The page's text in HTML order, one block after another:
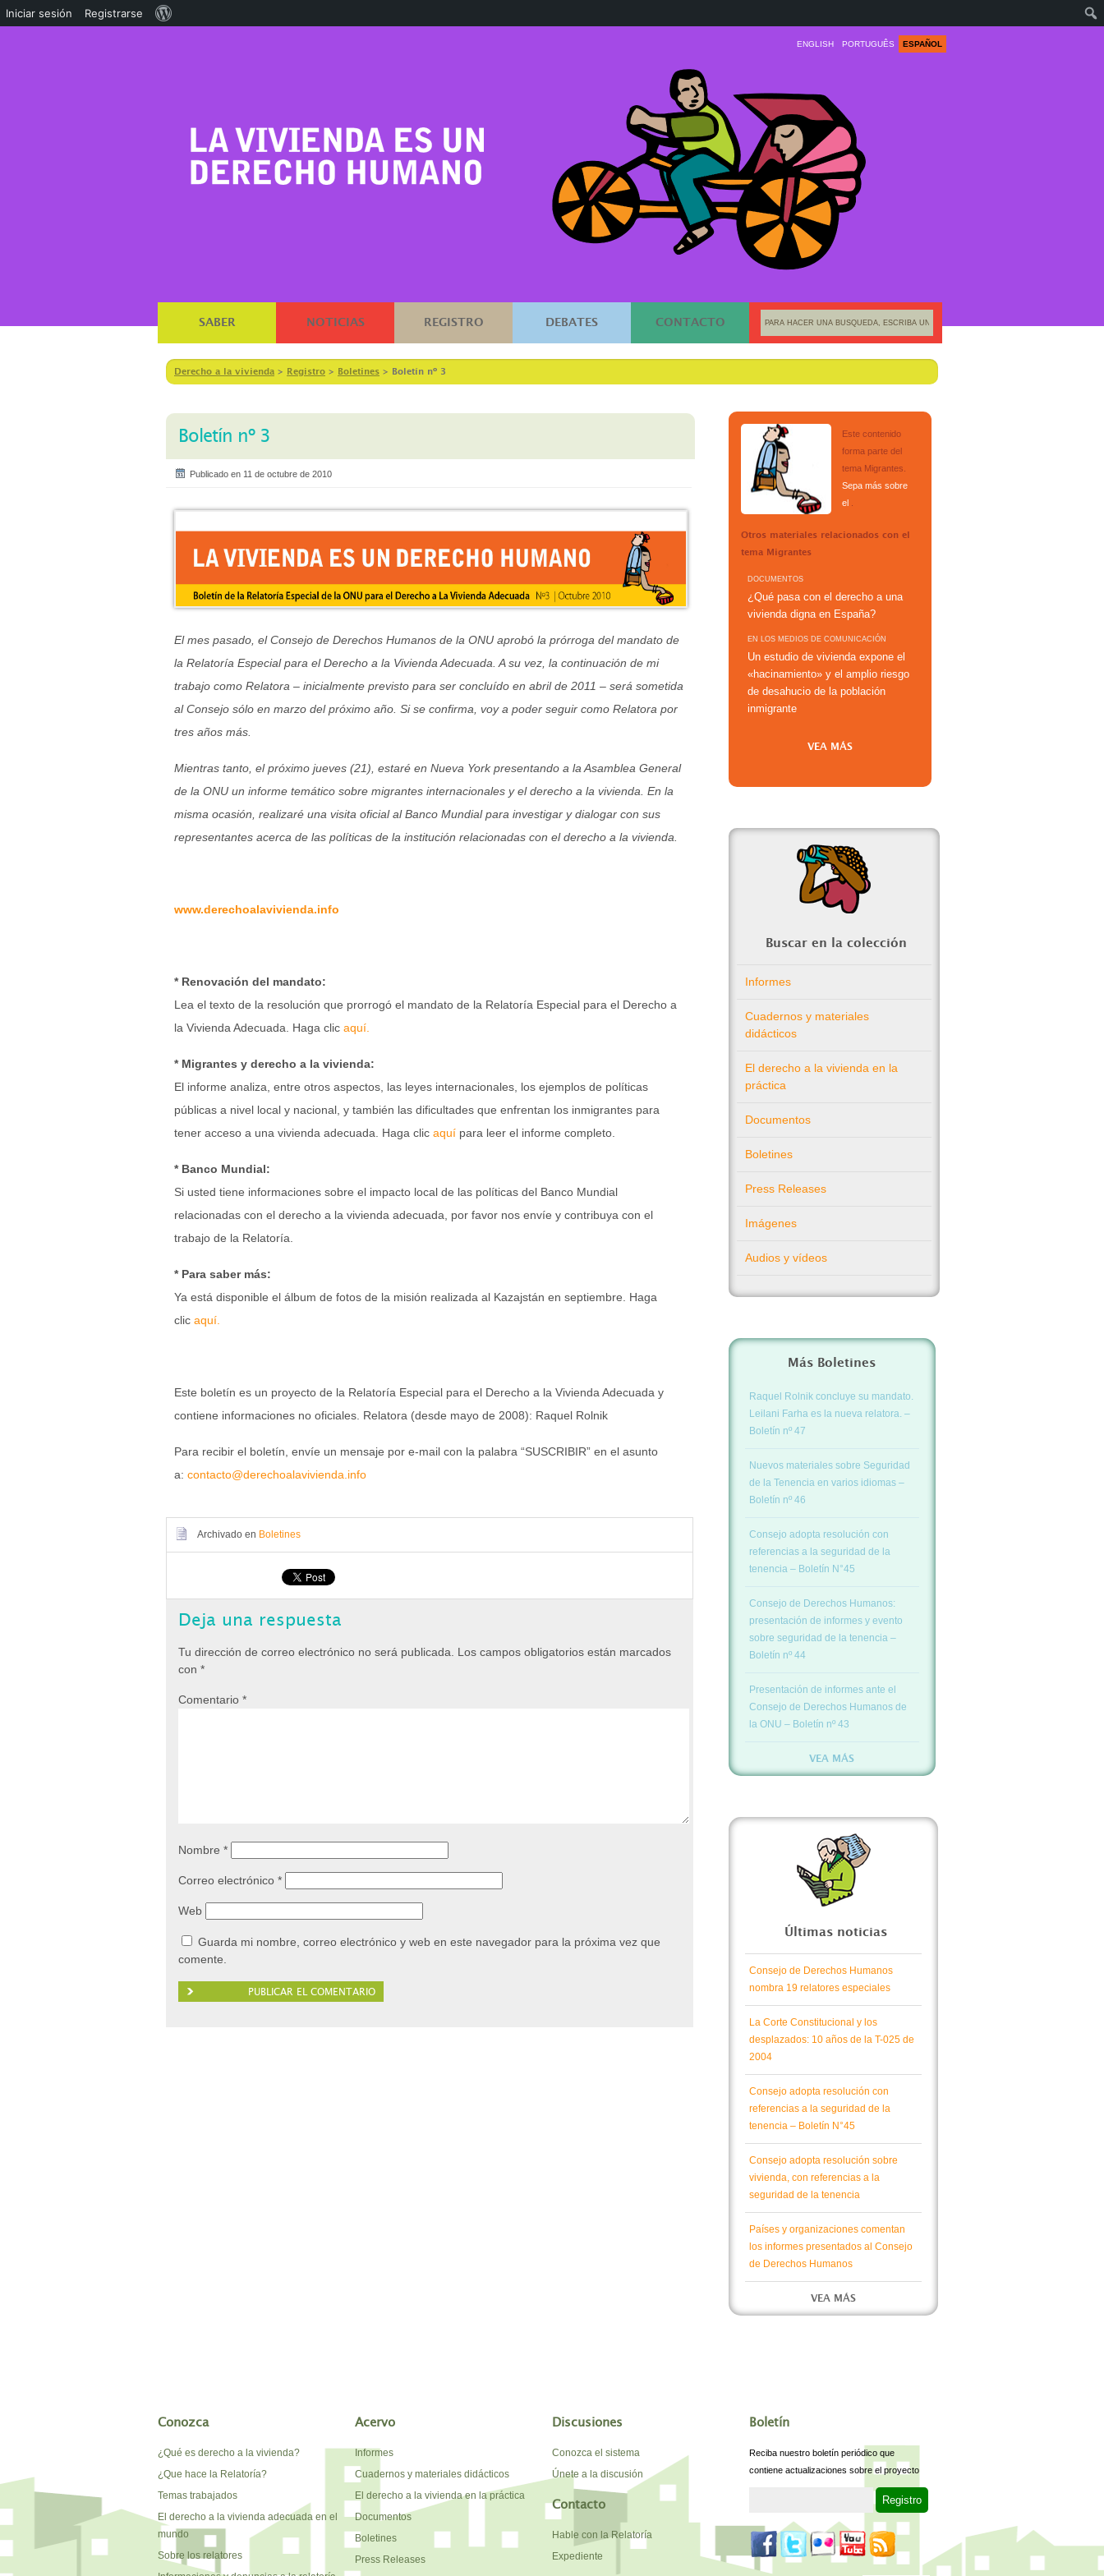
ENGLISH PORTUGUÊS ESPAÑOL
SABER NOTICIAS REGISTRO DEBATES CONTACTO
Derecho a la vivienda > Registro > Boletines > Boletín nº 3
Boletín nº 3
Publicado en 11 de octubre de 2010
El mes pasado, el Consejo de Derechos Humanos de la ONU aprobó la prórroga del mandato de
la Relatoría Especial para el Derecho a la Vivienda Adecuada. A su vez, la continuación de mi
trabajo como Relatora – inicialmente previsto para ser concluído en abril de 2011 – será sometida
al Consejo sólo en marzo del próximo año. Si se confirma, voy a poder seguir como Relatora por
tres años más.
Mientras tanto, el próximo jueves (21), estaré en Nueva York presentando a la Asamblea General
de la ONU un informe temático sobre migrantes internacionales y el derecho a la vivienda. En la
misma ocasión, realizaré una visita oficial al Banco Mundial para investigar y dialogar con sus
representantes acerca de las políticas de la institución relacionadas con el derecho a la vivienda.
www.derechoalavivienda.info
* Renovación del mandato:
Lea el texto de la resolución que prorrogó el mandato de la Relatoría Especial para el Derecho a
la Vivienda Adecuada. Haga clic aquí.
* Migrantes y derecho a la vivienda:
El informe analiza, entre otros aspectos, las leyes internacionales, los ejemplos de políticas
públicas a nivel local y nacional, y también las dificultades que enfrentan los inmigrantes para
tener acceso a una vivienda adecuada. Haga clic aquí para leer el informe completo.
* Banco Mundial:
Si usted tiene informaciones sobre el impacto local de las políticas del Banco Mundial
relacionadas con el derecho a la vivienda adecuada, por favor nos envíe y contribuya con el
trabajo de la Relatoría.
* Para saber más:
Ya está disponible el álbum de fotos de la misión realizada al Kazajstán en septiembre. Haga
clic aquí.
Este boletín es un proyecto de la Relatoría Especial para el Derecho a la Vivienda Adecuada y
contiene informaciones no oficiales. Relatora (desde mayo de 2008): Raquel Rolnik
Para recibir el boletín, envíe un mensaje por e-mail con la palabra “SUSCRIBIR” en el asunto
a: contacto@derechoalavivienda.info
Archivado en Boletines
Deja una respuesta
Tu dirección de correo electrónico no será publicada.
Los campos obligatorios están marcados
con *
Comentario *
Nombre *
Correo electrónico *
Web
Guarda mi nombre, correo electrónico y web en este navegador para la próxima vez que
comente.
Este contenido
forma parte del
tema Migrantes
Sepa más sobre
el
Otros materiales relacionados con el
tema Migrantes
DOCUMENTOS
¿Qué pasa con el derecho a una
vivienda digna en España?
EN LOS MEDIOS DE COMUNICACIÓN
Un estudio de vivienda expone el
«hacinamiento» y el amplio riesgo
de desahucio de la población
inmigrante
VEA MÁS
Buscar en la colección
Informes
Cuadernos y materiales
didácticos
El derecho a la vivienda en la
práctica
Documentos
Boletines
Press Releases
Imágenes
Audios y vídeos
Más Boletines
Raquel Rolnik concluye su mandato.
Leilani Farha es la nueva relatora. –
Boletín nº 47
Nuevos materiales sobre Seguridad
de la Tenencia en varios idiomas –
Boletín nº 46
Consejo adopta resolución con
referencias a la seguridad de la
tenencia – Boletín N°45
Consejo de Derechos Humanos:
presentación de informes y evento
sobre seguridad de la tenencia –
Boletín nº 44
Presentación de informes ante el
Consejo de Derechos Humanos de
la ONU – Boletín nº 43
VEA MÁS
Últimas noticias
Consejo de Derechos Humanos
nombra 19 relatores especiales
La Corte Constitucional y los
desplazados: 10 años de la T-025 de
2004
Consejo adopta resolución con
referencias a la seguridad de la
tenencia – Boletín N°45
Consejo adopta resolución sobre
vivienda, con referencias a la
seguridad de la tenencia
Países y organizaciones comentan
los informes presentados al Consejo
de Derechos Humanos
VEA MÁS
Conozca
¿Qué es derecho a la vivienda?
¿Que hace la Relatoría?
Temas trabajados
El derecho a la vivienda adecuada en el
mundo
Sobre los relatores
Acervo
Informes
Cuadernos y materiales didácticos
El derecho a la vivienda en la práctica
Documentos
Boletines
Press Releases
Discusiones
Conozca el sistema
Únete a la discusión
Contacto
Hable con la Relatoría
Expediente
Boletín
Reciba nuestro boletín periódico que
contiene actualizaciones sobre el proyecto
Iniciar sesión Registrarse